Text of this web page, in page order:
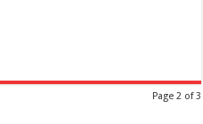
Page 2 of 3